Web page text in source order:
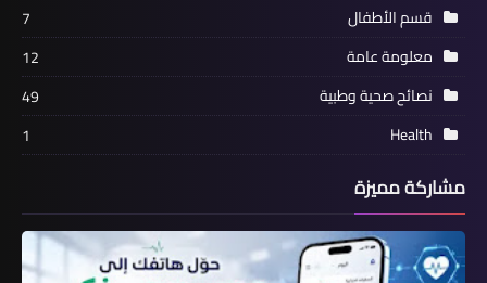
قسم الأطفال
7
معلومة عامة
12
نصائح صحية وطبية
49
Health
1
مشاركة مميزة